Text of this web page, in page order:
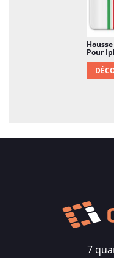
Pour
7